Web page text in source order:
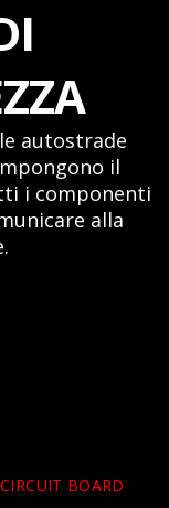
autostrade
il
i componenti
alla
BOARD